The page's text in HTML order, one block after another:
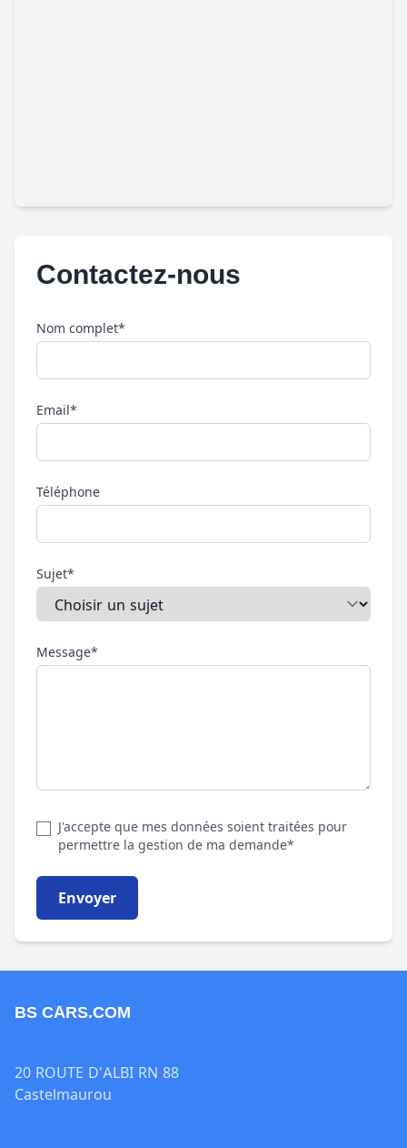
Contactez-nous
Nom complet*
Email*
Téléphone
Sujet*
Message*
J'accepte que mes données soient traitées pour
permettre la gestion de ma demande*
Envoyer
BS CARS.COM
20 ROUTE D'ALBI RN 88
Castelmaurou